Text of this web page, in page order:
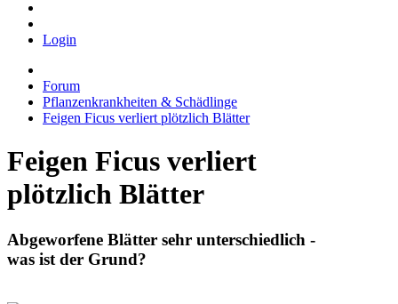
Login
Forum
Pflanzenkrankheiten & Schädlinge
Feigen Ficus verliert plötzlich Blätter
Feigen Ficus verliert
plötzlich Blätter
Abgeworfene Blätter sehr unterschiedlich -
was ist der Grund?